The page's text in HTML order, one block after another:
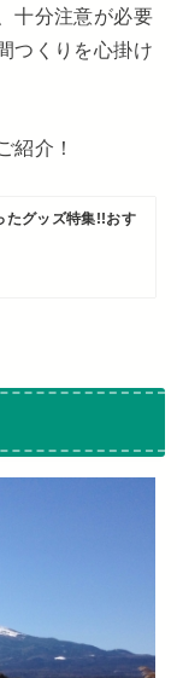
十分注意が必要
つくりを心掛け
紹介！
たグッズ特集!!おす